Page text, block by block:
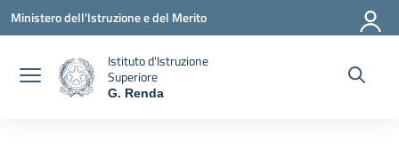
Vai ai contenuti
Vai al menu di navigazione
Vai al footer
Ministero dell'Istruzione e del Merito
Istituto d'Istruzione
Superiore
G. Renda